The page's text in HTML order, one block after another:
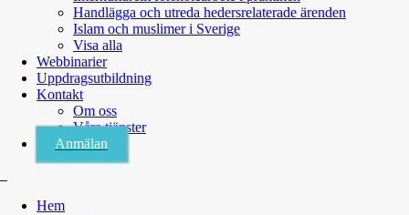
Handlägga och utreda hedersrelaterade ärenden
Islam och muslimer i Sverige
Visa alla
Webbinarier
Uppdragsutbildning
Kontakt
Om oss
Våra tjänster
Anmälan
Hem